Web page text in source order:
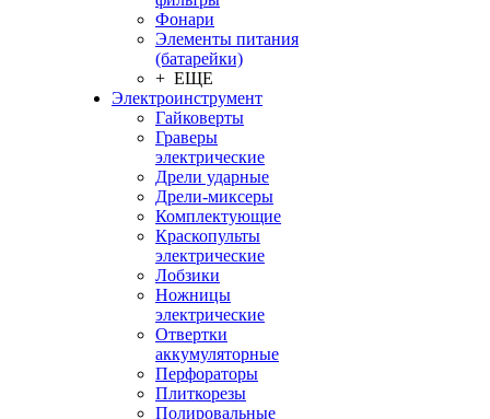
Фонари
Элементы питания
(батарейки)
+ ЕЩЕ
Электроинструмент
Гайковерты
Граверы
электрические
Дрели ударные
Дрели-миксеры
Комплектующие
Краскопульты
электрические
Лобзики
Ножницы
электрические
Отвертки
аккумуляторные
Перфораторы
Плиткорезы
Полировальные